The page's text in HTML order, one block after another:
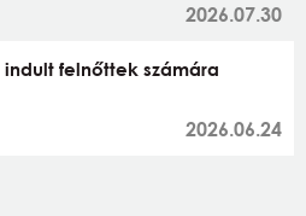
2026.07.30
felnőttek számára
2026.06.24